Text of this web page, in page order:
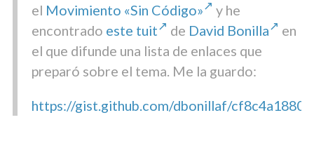
el Movimiento «Sin Código»
y he
encontrado este tuit de David Bonilla
en
el que difunde una lista de enlaces que
preparó sobre el tema. Me la guardo:
https://gist.github.com/dbonillaf/